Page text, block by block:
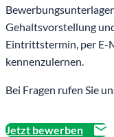
Gehaltsvorstellung
Eintrittstermin, per E-
kennenzulernen.
Bei Fragen rufen Sie
Jetzt bewerben